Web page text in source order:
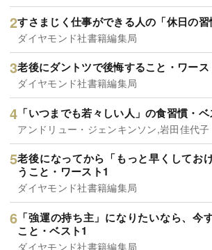
すさまじく仕事ができる人の「休日の習
ダイヤモンド社書籍編集局
老後にダントツで後悔すること・ワース
ダイヤモンド社書籍編集局
「いつまでも若々しい人」の食習慣・ベ
アンドリュー・ジェンキンソン,岩田佳代子
老後になってから「もっと早くしてお
うこと・ワースト1
ダイヤモンド社書籍編集局
「強運の持ち主」になりたいなら、今
こと・ベスト1
ダイヤモンド社書籍編集局